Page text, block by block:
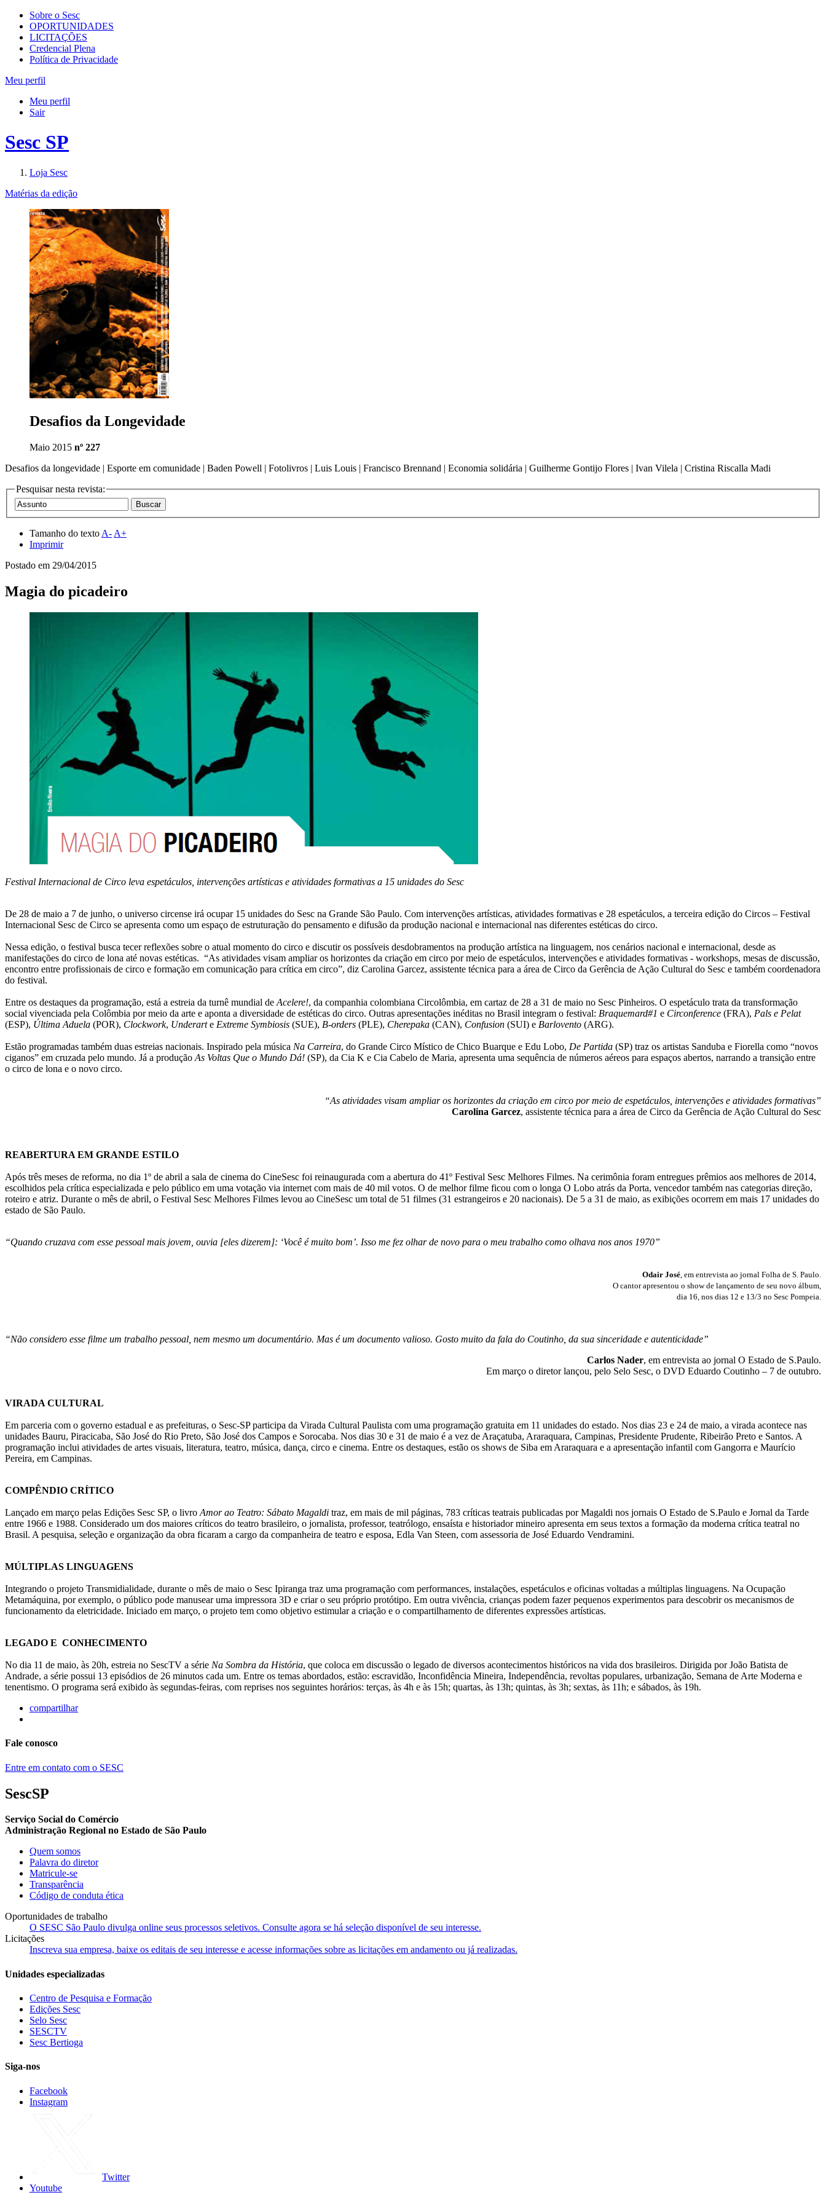
Sobre o Sesc
OPORTUNIDADES
LICITAÇÕES
Credencial Plena
Política de Privacidade
Meu perfil
Meu perfil
Sair
Sesc SP
Loja Sesc
Matérias da edição
Desafios da Longevidade
Maio 2015 nº 227
Desafios da longevidade | Esporte em comunidade | Baden Powell | Fotolivros | Luis Louis | Francisco Brennand | Economia solidária | Guilherme Gontijo Flores | Ivan Vilela | Cristina Riscalla Madi
Pesquisar nesta revista:
Tamanho do texto A- A+
Imprimir
Postado em 29/04/2015
Magia do picadeiro
Festival Internacional de Circo leva espetáculos, intervenções artísticas e atividades formativas a 15 unidades do Sesc
De 28 de maio a 7 de junho, o universo circense irá ocupar 15 unidades do Sesc na Grande São Paulo. Com intervenções artísticas, atividades formativas e 28 espetáculos, a terceira edição do Circos – Festival
Internacional Sesc de Circo se apresenta como um espaço de estruturação do pensamento e difusão da produção nacional e internacional nas diferentes estéticas do circo.
Nessa edição, o festival busca tecer reflexões sobre o atual momento do circo e discutir os possíveis desdobramentos na produção artística na linguagem, nos cenários nacional e internacional, desde as
manifestações do circo de lona até novas estéticas. “As atividades visam ampliar os horizontes da criação em circo por meio de espetáculos, intervenções e atividades formativas - workshops, mesas de discussão,
encontro entre profissionais de circo e formação em comunicação para crítica em circo”, diz Carolina Garcez, assistente técnica para a área de Circo da Gerência de Ação Cultural do Sesc e também coordenadora
do festival.
Entre os destaques da programação, está a estreia da turnê mundial de Acelere!, da companhia colombiana Circolômbia, em cartaz de 28 a 31 de maio no Sesc Pinheiros. O espetáculo trata da transformação
social vivenciada pela Colômbia por meio da arte e aponta a diversidade de estéticas do circo. Outras apresentações inéditas no Brasil integram o festival: Braquemard#1 e Circonference (FRA), Pals e Pelat
(ESP), Última Aduela (POR), Clockwork, Underarte Extreme Symbiosis (SUE), B-orders (PLE), Cherepaka (CAN), Confusion (SUI) e Barlovento (ARG).
Estão programadas também duas estreias nacionais. Inspirado pela música Na Carreira, do Grande Circo Místico de Chico Buarque e Edu Lobo, De Partida (SP) traz os artistas Sanduba e Fiorella como “novos
ciganos” em cruzada pelo mundo. Já a produção As Voltas Que o Mundo Dá! (SP), da Cia K e Cia Cabelo de Maria, apresenta uma sequência de números aéreos para espaços abertos, narrando a transição entre
o circo de lona e o novo circo.
“As atividades visam ampliar os horizontes da criação em circo por meio de espetáculos, intervenções e atividades formativas”
Carolina Garcez, assistente técnica para a área de Circo da Gerência de Ação Cultural do Sesc
REABERTURA EM GRANDE ESTILO
Após três meses de reforma, no dia 1º de abril a sala de cinema do CineSesc foi reinaugurada com a abertura do 41º Festival Sesc Melhores Filmes. Na cerimônia foram entregues prêmios aos melhores de 2014,
escolhidos pela crítica especializada e pelo público em uma votação via internet com mais de 40 mil votos. O de melhor filme ficou com o longa O Lobo atrás da Porta, vencedor também nas categorias direção,
roteiro e atriz. Durante o mês de abril, o Festival Sesc Melhores Filmes levou ao CineSesc um total de 51 filmes (31 estrangeiros e 20 nacionais). De 5 a 31 de maio, as exibições ocorrem em mais 17 unidades do
estado de São Paulo.
“Quando cruzava com esse pessoal mais jovem, ouvia [eles dizerem]: ‘Você é muito bom’. Isso me fez olhar de novo para o meu trabalho como olhava nos anos 1970”
Odair José, em entrevista ao jornal Folha de S. Paulo.
O cantor apresentou o show de lançamento de seu novo álbum,
dia 16, nos dias 12 e 13/3 no Sesc Pompeia.
“Não considero esse filme um trabalho pessoal, nem mesmo um documentário. Mas é um documento valioso. Gosto muito da fala do Coutinho, da sua sinceridade e autenticidade”
Carlos Nader, em entrevista ao jornal O Estado de S.Paulo.
Em março o diretor lançou, pelo Selo Sesc, o DVD Eduardo Coutinho – 7 de outubro.
VIRADA CULTURAL
Em parceria com o governo estadual e as prefeituras, o Sesc-SP participa da Virada Cultural Paulista com uma programação gratuita em 11 unidades do estado. Nos dias 23 e 24 de maio, a virada acontece nas
unidades Bauru, Piracicaba, São José do Rio Preto, São José dos Campos e Sorocaba. Nos dias 30 e 31 de maio é a vez de Araçatuba, Araraquara, Campinas, Presidente Prudente, Ribeirão Preto e Santos. A
programação inclui atividades de artes visuais, literatura, teatro, música, dança, circo e cinema. Entre os destaques, estão os shows de Siba em Araraquara e a apresentação infantil com Gangorra e Maurício
Pereira, em Campinas.
COMPÊNDIO CRÍTICO
Lançado em março pelas Edições Sesc SP, o livro Amor ao Teatro: Sábato Magaldi traz, em mais de mil páginas, 783 críticas teatrais publicadas por Magaldi nos jornais O Estado de S.Paulo e Jornal da Tarde
entre 1966 e 1988. Considerado um dos maiores críticos do teatro brasileiro, o jornalista, professor, teatrólogo, ensaísta e historiador mineiro apresenta em seus textos a formação da moderna crítica teatral no
Brasil. A pesquisa, seleção e organização da obra ficaram a cargo da companheira de teatro e esposa, Edla Van Steen, com assessoria de José Eduardo Vendramini.
MÚLTIPLAS LINGUAGENS
Integrando o projeto Transmidialidade, durante o mês de maio o Sesc Ipiranga traz uma programação com performances, instalações, espetáculos e oficinas voltadas a múltiplas linguagens. Na Ocupação
Metamáquina, por exemplo, o público pode manusear uma impressora 3D e criar o seu próprio protótipo. Em outra vivência, crianças podem fazer pequenos experimentos para descobrir os mecanismos de
funcionamento da eletricidade. Iniciado em março, o projeto tem como objetivo estimular a criação e o compartilhamento de diferentes expressões artísticas.
LEGADO E CONHECIMENTO
No dia 11 de maio, às 20h, estreia no SescTV a série Na Sombra da História, que coloca em discussão o legado de diversos acontecimentos históricos na vida dos brasileiros. Dirigida por João Batista de
Andrade, a série possui 13 episódios de 26 minutos cada um. Entre os temas abordados, estão: escravidão, Inconfidência Mineira, Independência, revoltas populares, urbanização, Semana de Arte Moderna e
tenentismo. O programa será exibido às segundas-feiras, com reprises nos seguintes horários: terças, às 4h e às 15h; quartas, às 13h; quintas, às 3h; sextas, às 11h; e sábados, às 19h.
compartilhar
Fale conosco
Entre em contato com o SESC
SescSP
Serviço Social do Comércio
Administração Regional no Estado de São Paulo
Quem somos
Palavra do diretor
Matricule-se
Transparência
Código de conduta ética
Oportunidades de trabalho
O SESC São Paulo divulga online seus processos seletivos. Consulte agora se há seleção disponível de seu interesse.
Licitações
Inscreva sua empresa, baixe os editais de seu interesse e acesse informações sobre as licitações em andamento ou já realizadas.
Unidades especializadas
Centro de Pesquisa e Formação
Edições Sesc
Selo Sesc
SESCTV
Sesc Bertioga
Siga-nos
Facebook
Instagram
Twitter
Youtube